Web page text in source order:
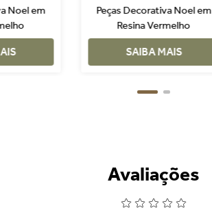
Noel em
Peças Decorativa Noel em
Resina Vermelho
SAIBA MAIS
Avaliações